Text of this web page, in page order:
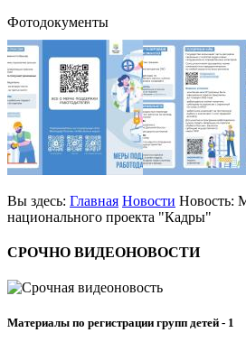
Фотодокументы
Вы здесь: Главная Новости Новость:
национального проекта "Кадры"
СРОЧНО ВИДЕОНОВОСТИ
Материалы по регистрации групп детей - 1